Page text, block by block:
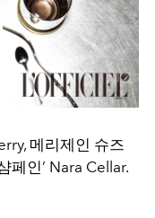
메리제인 슈즈
페인’ Nara Cellar.